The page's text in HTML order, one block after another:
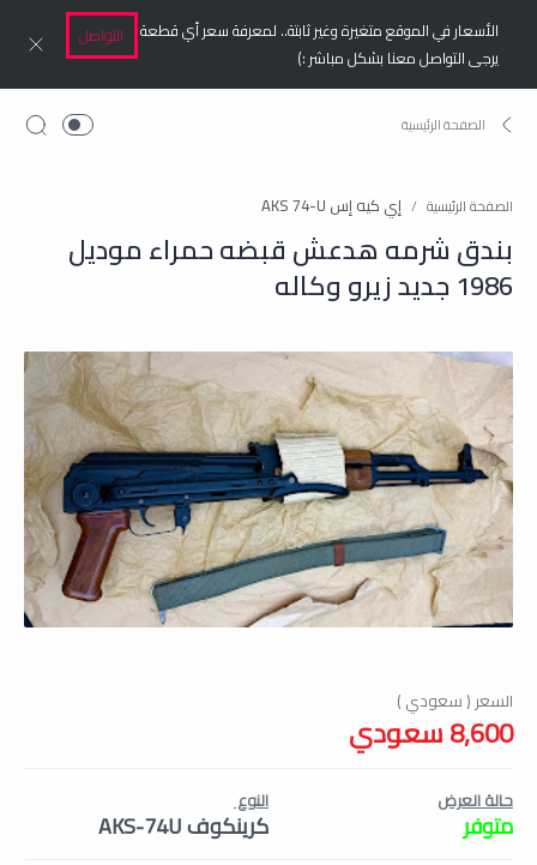
الأسعار في الموقع متغيرة وغير ثابتة.. لمعرفة سعر أي قطعة
يرجى التواصل معنا بشكل مباشر :)
التواصل
الصفحة الرئيسية إي كيه إس AKS 74-U
بندق شرمه هدعش قبضه حمراء موديل
1986 جديد زيرو وكاله
8,600 سعودي
حالة العرض
متوفر
النوع
كرينكوف AKS-74U